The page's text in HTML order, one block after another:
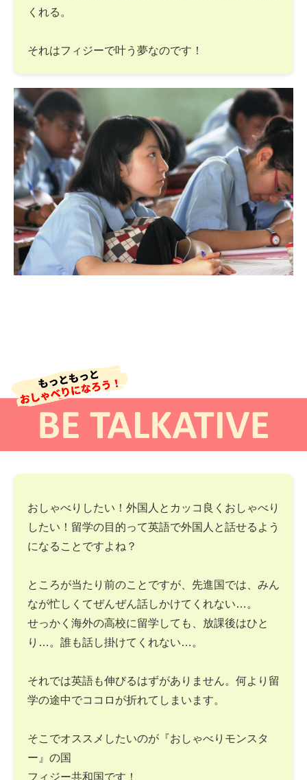
くれる。
それはフィジーで叶う夢なのです！
おしゃべりしたい！外国人とカッコ良くおしゃべり
したい！留学の目的って英語で外国人と話せるよう
になることですよね？
ところが当たり前のことですが、先進国では、みん
なが忙しくてぜんぜん話しかけてくれない…。
せっかく海外の高校に留学しても、放課後はひと
り…。誰も話し掛けてくれない…。
それでは英語も伸びるはずがありません。何より留
学の途中でココロが折れてしまいます。
そこでオススメしたいのが『おしゃべりモンスタ
ー』の国
フィジー共和国です！